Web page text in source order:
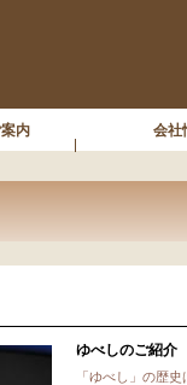
（胡桃
ゆべしのご紹介
「ゆべし」の歴
内 会社